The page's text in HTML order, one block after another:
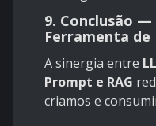
9. Conclusão
Ferramenta de
A sinergia entre
Prompt e RAG
criamos e